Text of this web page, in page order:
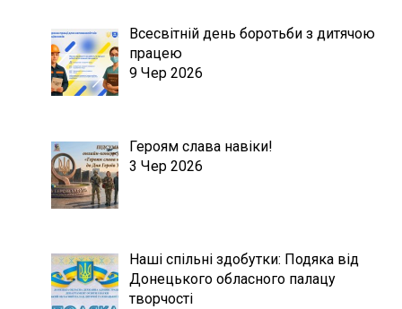
Всесвітній день боротьби з дитячою
працею
9 Чер 2026
Героям слава навіки!
3 Чер 2026
Наші спільні здобутки: Подяка від
Донецького обласного палацу
творчості